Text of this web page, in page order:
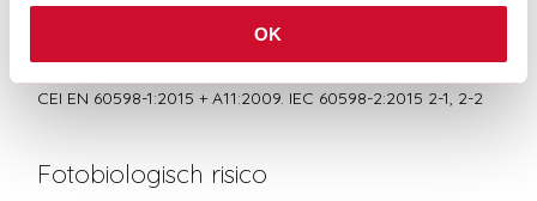
OK
Conformiteit
CEI EN 60598-1:2015 + A11:2009. IEC 60598-2:2015 2-1, 2-2
Fotobiologisch risico